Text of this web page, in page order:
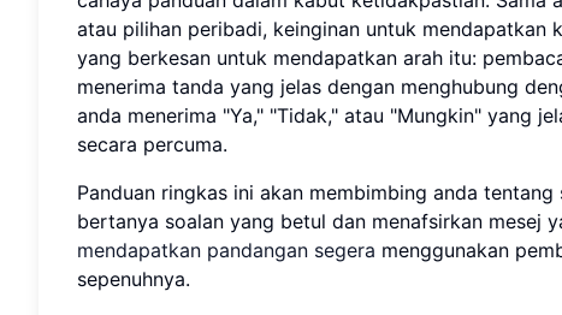
atau pilihan peribadi, keinginan untuk mendapatkan
yang berkesan untuk mendapatkan arah itu:
menerima tanda yang jelas dengan menghubung
anda menerima "Ya," "Tidak," atau "Mungkin" yang
secara percuma.
Panduan ringkas ini akan membimbing anda
bertanya soalan yang betul dan menafsirkan mesej
mendapatkan pandangan segera menggunakan
sepenuhnya.